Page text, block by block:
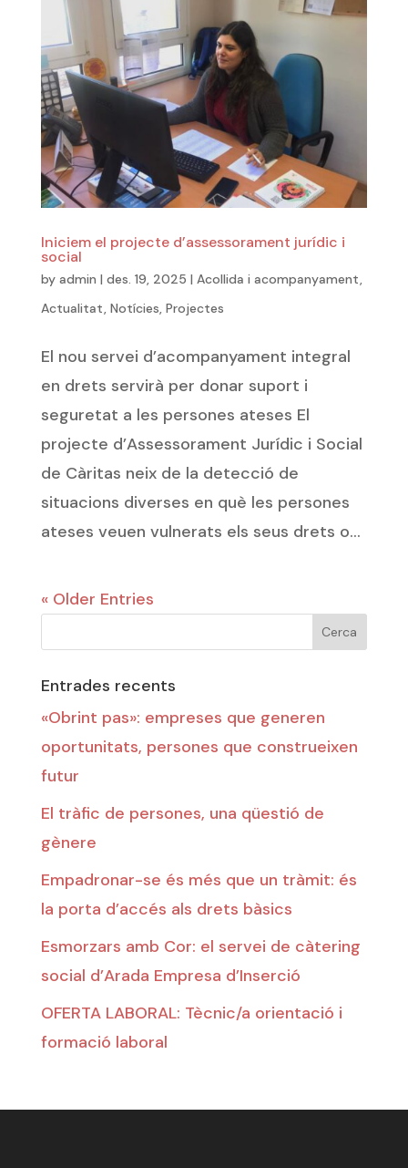
Iniciem el projecte d’assessorament jurídic i
social
by admin | des. 19, 2025 | Acollida i acompanyament,
Actualitat, Notícies, Projectes
El nou servei d’acompanyament integral
en drets servirà per donar suport i
seguretat a les persones ateses El
projecte d’Assessorament Jurídic i Social
de Càritas neix de la detecció de
situacions diverses en què les persones
ateses veuen vulnerats els seus drets o...
« Older Entries
Entrades recents
«Obrint pas»: empreses que generen
oportunitats, persones que construeixen
futur
El tràfic de persones, una qüestió de
gènere
Empadronar-se és més que un tràmit: és
la porta d’accés als drets bàsics
Esmorzars amb Cor: el servei de càtering
social d’Arada Empresa d’Inserció
OFERTA LABORAL: Tècnic/a orientació i
formació laboral